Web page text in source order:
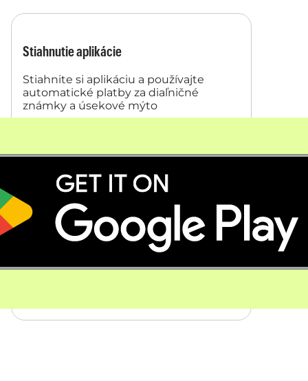
Stiahnutie aplikácie
Stiahnite si aplikáciu a používajte
automatické platby za diaľničné
známky a úsekové mýto